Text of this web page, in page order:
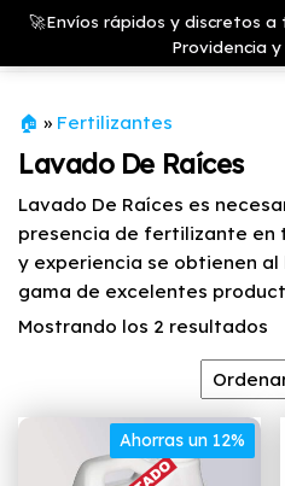
Saltar
contenido
🚀Envíos rápidos y discretos
Providencia
&
🏠 » Fertilizantes
Lavado De Raíces
Lavado De Raíces es
presencia de fertilizante en
y experiencia se obtienen
gama de excelentes
Mostrando los 2 resultados
Ahorras un 12%